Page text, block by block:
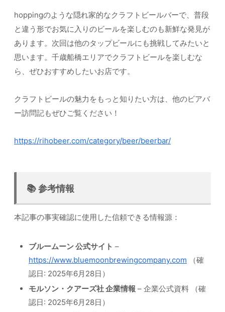
hoppingのような隠れ家的なクラフトビールバーで、普段
と違う形でお気に入りのビールを楽しむのも新鮮な発見が
あります。次回は他のタップビールにも挑戦してみたいと
思います。千歳船橋エリアでクラフトビールを楽しむな
ら、ぜひおすすめしたいお店です。
クラフトビールの魅力をもっと知りたい方は、他のビアバ
ー訪問記もぜひご覧ください！
https://rihobeer.com/category/beer/beerbar/
📚 参考情報
本記事の事実確認に使用した信頼できる情報源：
ブルームーン 公式サイト –
https://www.bluemoonbrewingcompany.com （確
認日: 2025年6月28日）
モルソン・クアーズ社 企業情報 – 企業公式資料 （確
認日: 2025年6月28日）